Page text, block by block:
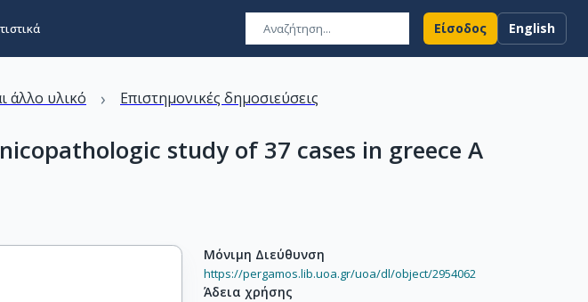
Είσοδος English
άλλο υλικό › Επιστημονικές δημοσιεύσεις
study of 37 cases in greece A
Μόνιμη Διεύθυνση
https://pergamos.lib.uoa.gr/uoa/dl/object/2954062
Άδεια χρήσης